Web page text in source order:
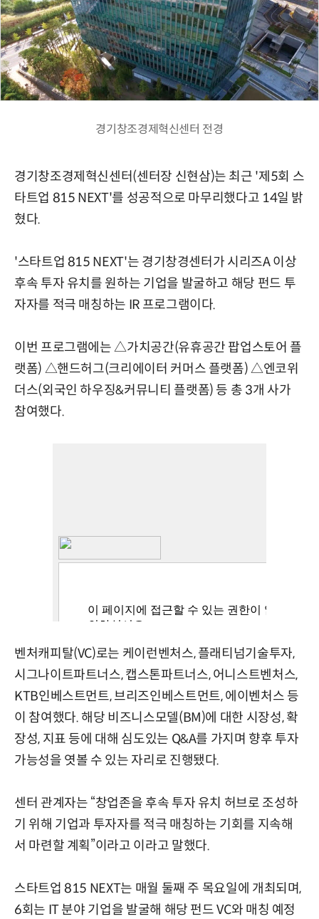
경기창조경제혁신센터 전경
경기창조경제혁신센터(센터장 신현삼)는 최근 '제5회 스
타트업 815 NEXT'를 성공적으로 마무리했다고 14일 밝
혔다.
'스타트업 815 NEXT'는 경기창경센터가 시리즈A 이상
후속 투자 유치를 원하는 기업을 발굴하고 해당 펀드 투
자자를 적극 매칭하는 IR 프로그램이다.
이번 프로그램에는 △가치공간(유휴공간 팝업스토어 플
랫폼) △핸드허그(크리에이터 커머스 플랫폼) △엔코위
더스(외국인 하우징&커뮤니티 플랫폼) 등 총 3개 사가
참여했다.
벤처캐피탈(VC)로는 케이런벤처스, 플래티넘기술투자,
시그나이트파트너스, 캡스톤파트너스, 어니스트벤처스,
KTB인베스트먼트, 브리즈인베스트먼트, 에이벤처스 등
이 참여했다. 해당 비즈니스모델(BM)에 대한 시장성, 확
장성, 지표 등에 대해 심도있는 Q&A를 가지며 향후 투자
가능성을 엿볼 수 있는 자리로 진행됐다.
센터 관계자는 “창업존을 후속 투자 유치 허브로 조성하
기 위해 기업과 투자자를 적극 매칭하는 기회를 지속해
서 마련할 계획”이라고 이라고 말했다.
스타트업 815 NEXT는 매월 둘째 주 목요일에 개최되며,
6회는 IT 분야 기업을 발굴해 해당 펀드 VC와 매칭 예정